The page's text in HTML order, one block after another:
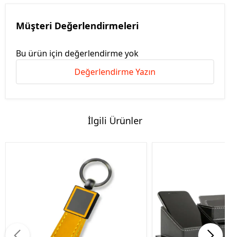
Müşteri Değerlendirmeleri
Bu ürün için değerlendirme yok
Değerlendirme Yazın
İlgili Ürünler